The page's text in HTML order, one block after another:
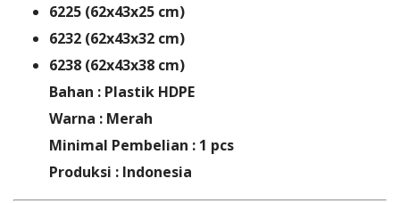
6225 (62x43x25 cm)
6232 (62x43x32 cm)
6238 (62x43x38 cm)
Bahan : Plastik HDPE
Warna : Merah
Minimal Pembelian : 1 pcs
Produksi : Indonesia